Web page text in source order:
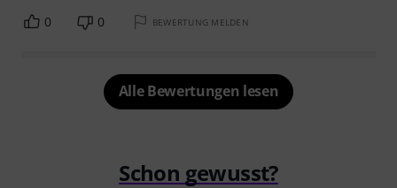
0 0 BEWERTUNG MELDEN
Alle Bewertungen lesen
Schon gewusst?